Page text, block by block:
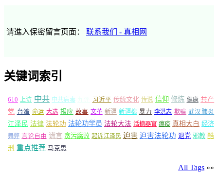
请進入保密留言页面： 联系我们 - 真相网
关键词索引
610 上访 中共 中共病毒 习近平 传统文化 传说 信仰 修炼 健康 共产
党 台湾 命运 大选 报应 故事 文革 新疆 新疆棉 暴力 李洪志 欺骗 武汉肺炎
江泽民 法律 法轮功 法轮功学员 法轮大法 活摘器官 瘟疫 真相大白 经济
舞弊 言论自由 谎言 贪污腐败 起诉江泽民 迫害 迫害法轮功 退党 邪教 酷
刑 重点推荐 马克思
All Tags »»